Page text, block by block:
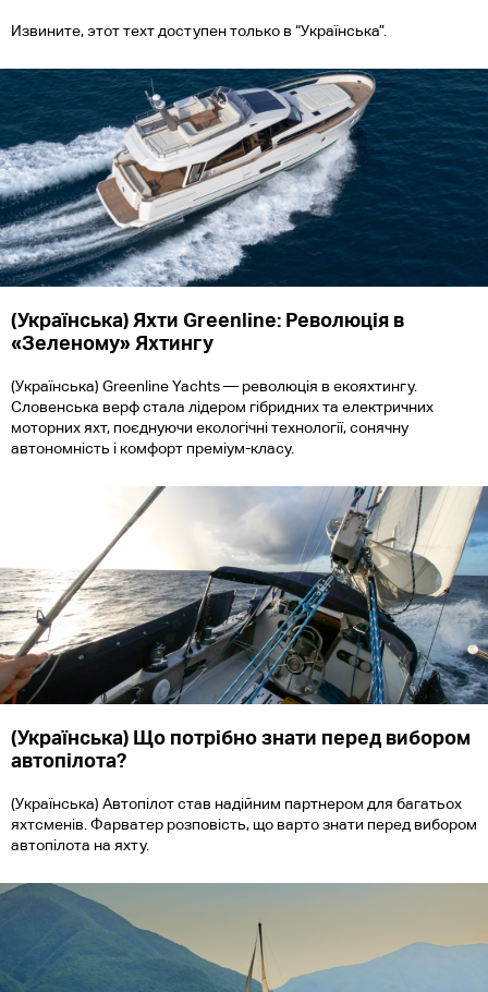
Извините, этот техт доступен только в “Українська”.
(Українська) Яхти Greenline: Революція в
«Зеленому» Яхтингу
(Українська) Greenline Yachts — революція в екояхтингу.
Словенська верф стала лідером гібридних та електричних
моторних яхт, поєднуючи екологічні технології, сонячну
автономність і комфорт преміум-класу.
(Українська) Що потрібно знати перед вибором
автопілота?
(Українська) Автопілот став надійним партнером для багатьох
яхтсменів. Фарватер розповість, що варто знати перед вибором
автопілота на яхту.